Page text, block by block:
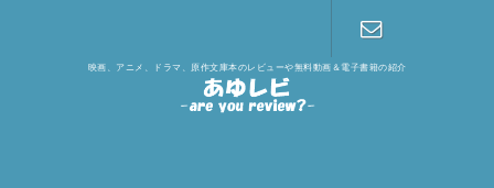
映画、アニメ、ドラマ、原作文庫本のレビューや無料動画＆電子書籍の紹介